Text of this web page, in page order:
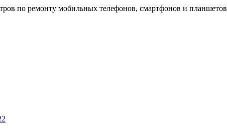
по ремонту мобильных телефонов, смартфонов и планшетов